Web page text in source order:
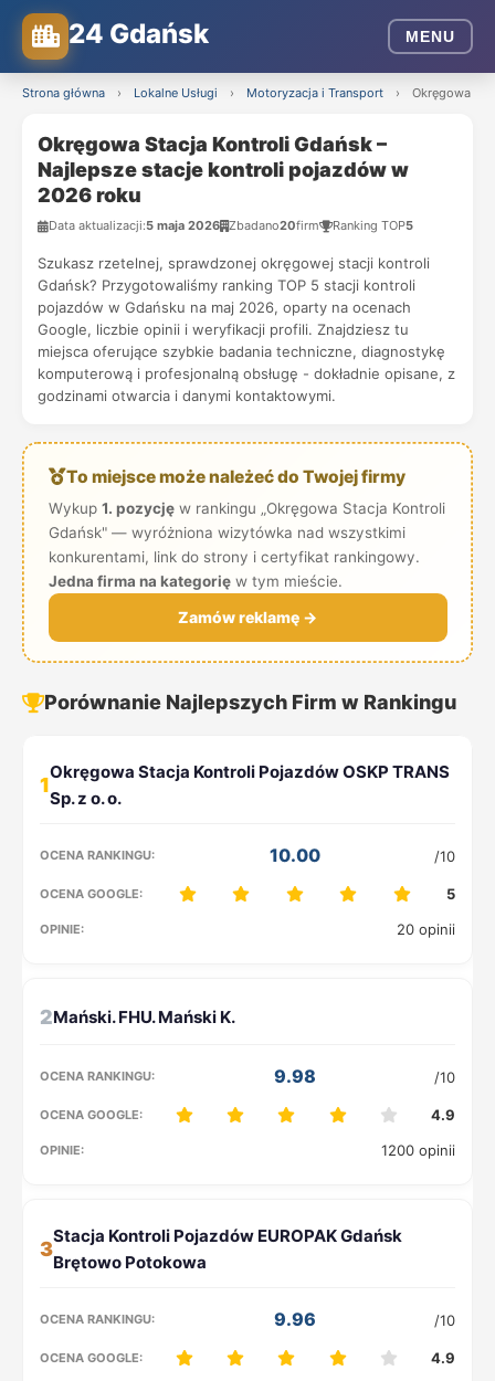
24 Gdańsk MENU
Strona główna › Lokalne Usługi › Motoryzacja i Transport › Okręgowa
Okręgowa Stacja Kontroli Gdańsk –
Najlepsze stacje kontroli pojazdów w
2026 roku
Data aktualizacji:5 maja 2026 Zbadano20firm Ranking TOP5
Szukasz rzetelnej, sprawdzonej okręgowej stacji kontroli
Gdańsk? Przygotowaliśmy ranking TOP 5 stacji kontroli
pojazdów w Gdańsku na maj 2026, oparty na ocenach
Google, liczbie opinii i weryfikacji profili. Znajdziesz tu
miejsca oferujące szybkie badania techniczne, diagnostykę
komputerową i profesjonalną obsługę - dokładnie opisane, z
godzinami otwarcia i danymi kontaktowymi.
To miejsce może należeć do Twojej firmy
Wykup 1. pozycjęw rankingu „Okręgowa Stacja Kontroli
Gdańsk" — wyróżniona wizytówka nad wszystkimi
konkurentami, link do strony i certyfikat rankingowy.
Jedna firma na kategorięw tym mieście.
Zamów reklamę →
Porównanie Najlepszych Firm w Rankingu
1
10.00 /10
5
20 opinii
2
9.98 /10
4.9
1200 opinii
3
9.96 /10
4.9